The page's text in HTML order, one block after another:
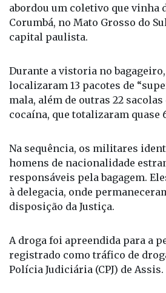
abordou um coletivo que vinha
Corumbá, no Mato Grosso do
capital paulista.
Durante a vistoria no
localizaram 13 pacotes de
mala, além de outras 22
cocaína, que totalizaram quase
Na sequência, os militares
homens de nacionalidade
responsáveis pela bagagem.
à delegacia, onde
disposição da Justiça.
A droga foi apreendida para a
registrado como tráfico de
Polícia Judiciária (CPJ) de Assis.